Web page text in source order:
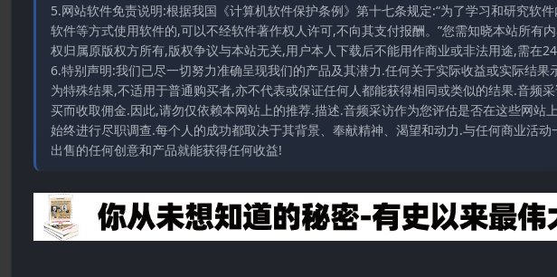
5.网站软件免责说明:根据我国《计算机软件保护条例》第十七条规定:“为了学习和研究软
软件等方式使用软件的,可以不经软件著作权人许可,不向其支付报酬。”您需知晓本站所有
权归属原版权方所有,版权争议与本站无关,用户本人下载后不能用作商业或非法用途,需在
6.特别声明:我们已尽一切努力准确呈现我们的产品及其潜力.任何关于实际收益或实际结
为特殊结果,不适用于普通购买者,亦不代表或保证任何人都能获得相同或类似的结果.音频
买而收取佣金.因此,请勿仅依赖本网站上的推荐.描述.音频采访作为您评估是否在这些网站
始终进行尽职调查.每个人的成功都取决于其背景、奉献精神、渴望和动力.与任何商业活
出售的任何创意和产品就能获得任何收益!